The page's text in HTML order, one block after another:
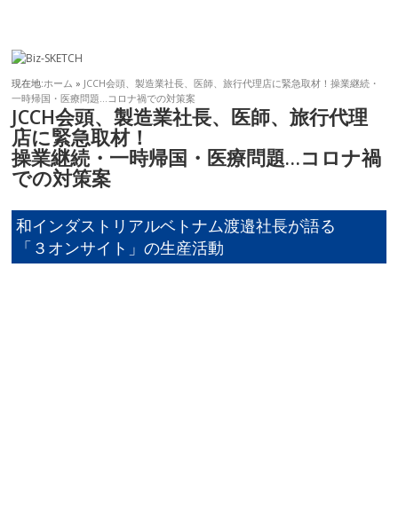
現在地:ホーム » JCCH会頭、製造業社長、医師、旅行代理店に緊急取材！操業継続・
一時帰国・医療問題…コロナ禍での対策案
JCCH会頭、製造業社長、医師、旅行代理
店に緊急取材！
操業継続・一時帰国・医療問題…コロナ禍
での対策案
和インダストリアルベトナム渡邉社長が語る
「３オンサイト」の生産活動